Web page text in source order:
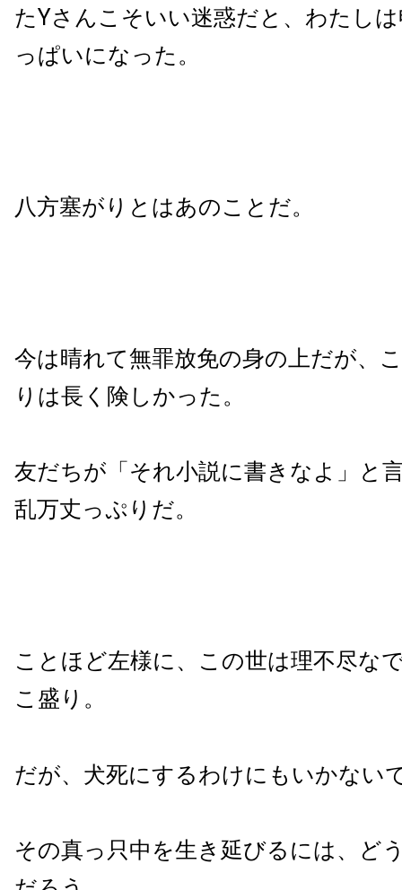
たYさんこそいい迷惑だと、わたし
っぱいになった。
八方塞がりとはあのことだ。
今は晴れて無罪放免の身の上だが、
りは長く険しかった。
友だちが「それ小説に書きなよ」と
乱万丈っぷりだ。
ことほど左様に、この世は理不尽な
こ盛り。
だが、犬死にするわけにもいかない
その真っ只中を生き延びるには、ど